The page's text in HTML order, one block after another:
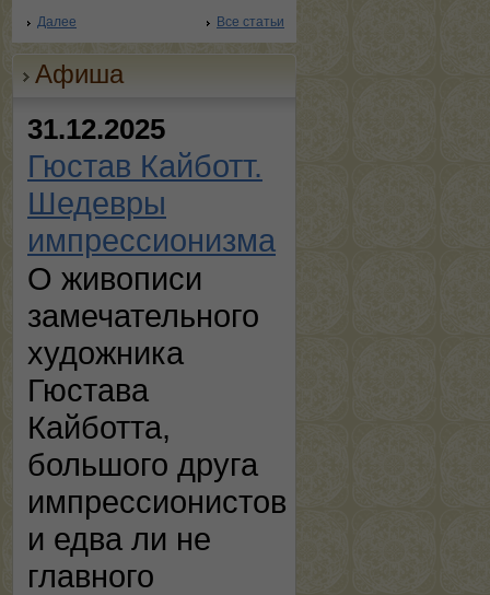
Далее Все статьи
Афиша
31.12.2025
Гюстав Кайботт.
Шедевры
импрессионизма
О живописи
замечательного
художника
Гюстава
Кайботта,
большого друга
импрессионистов
и едва ли не
главного